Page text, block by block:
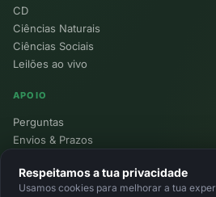
CD
Ciências Naturais
Ciências Sociais
Leilões ao vivo
APOIO
Perguntas
Envios & Prazos
Devoluções
Minha Conta
Respeitamos a tua privacidade
Usamos cookies para melhorar a tua